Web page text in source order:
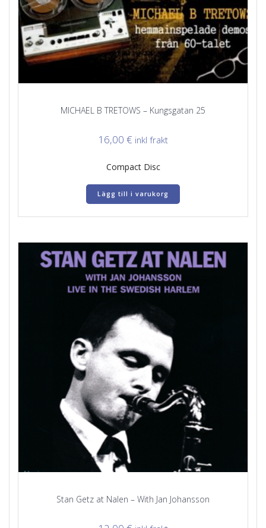
MICHAEL B TRETOWS – Kungsgatan 25
16,00 € inkl frakt
Compact Disc
Lägg till i varukorg
Stan Getz at Nalen – With Jan Johansson